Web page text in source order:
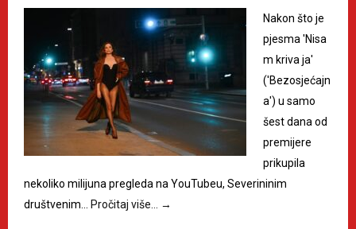
Nakon što je
pjesma 'Nisa
m kriva ja'
('Bezosjećajn
a') u samo
šest dana od
premijere
prikupila
nekoliko milijuna pregleda na YouTubeu, Severininim
društvenim…
Pročitaj više… →